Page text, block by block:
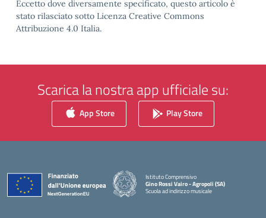
Eccetto dove diversamente specificato, questo articolo è
stato rilasciato sotto Licenza Creative Commons
Attribuzione 4.0 Italia.
Scarica la nostra app ufficiale su:
App Store Play Store
Istituto Comprensivo
Gino Rossi Vairo - Agropoli (SA)
Scuola ad indirizzo musicale